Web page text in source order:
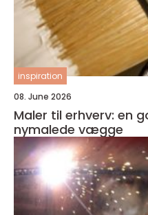
inspiration
08. June 2026
Maler til erhverv: en
nymalede vægge